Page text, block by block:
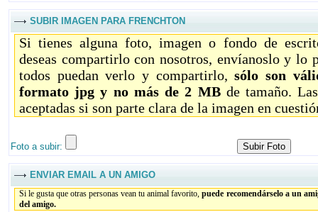
SUBIR IMAGEN PARA FRENCHTON
Si tienes alguna foto, imagen o fondo de
deseas compartirlo con nosotros, envíanoslo y lo
todos puedan verlo y compartirlo,sólo son
formato jpg y no más de 2 MBde tamaño.
aceptadas si son parte clara de la imagen en
Foto a subir:
ENVIAR EMAIL A UN AMIGO
Si le gusta que otras personas vean tu animal favorito,puede recomendárselo a un
del amigo.